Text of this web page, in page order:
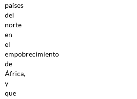
países
del
norte
en
el
empobrecimiento
de
África,
y
que